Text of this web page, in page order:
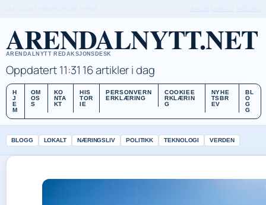
ARENDALNYTT.NET
ARENDALNYTT REDAKSJONSDESK
Oppdatert 11:31 16 artikler i dag
H
J
E
M
OM
OS
S
KO
NTA
KT
HIS
TOR
IE
PERSONVERN
ERKLÆRING
COOKIEE
RKLÆRIN
G
NYHE
TSBR
EV
BL
O
G
G
BLOGG LOKALT NÆRINGSLIV POLITIKK TEKNOLOGI VERDEN